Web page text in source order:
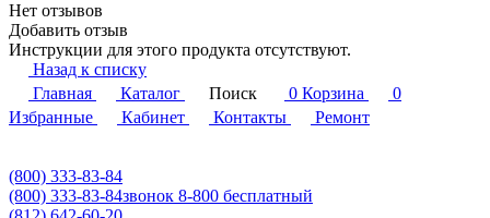
Нет отзывов
Добавить отзыв
Инструкции для этого продукта отсутствуют.
Назад к списку
Главная
Каталог Поиск 0 Корзина
0
Избранные
Кабинет Контакты Ремонт
(800) 333-83-84
(800) 333-83-84звонок 8-800 бесплатный